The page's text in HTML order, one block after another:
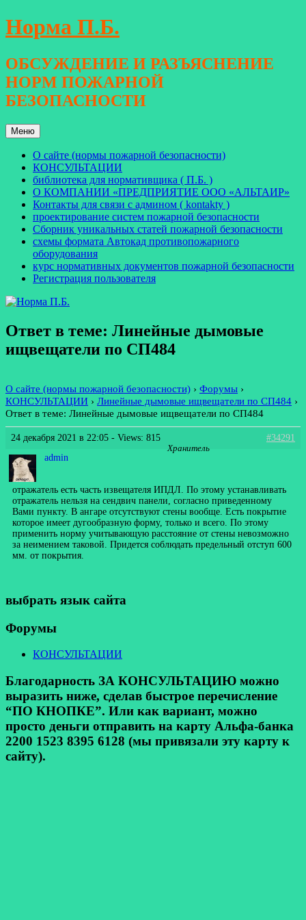
Перейти
к
Норма П.Б.
ОБСУЖДЕНИЕ И РАЗЪЯСНЕНИЕ
НОРМ ПОЖАРНОЙ
БЕЗОПАСНОСТИ
Меню
О сайте (нормы пожарной безопасности)
КОНСУЛЬТАЦИИ
библиотека для нормативщика ( П.Б. )
О КОМПАНИИ «ПРЕДПРИЯТИЕ ООО «АЛЬТАИР»
Контакты для связи с админом ( kontakty )
проектирование систем пожарной безопасности
Сборник уникальных статей пожарной безопасности
схемы формата Автокад противопожарного
оборудования
курс нормативных документов пожарной безопасности
Регистрация пользователя
Ответ в теме: Линейные дымовые
ищвещатели по СП484
О сайте (нормы пожарной безопасности) › Форумы ›
КОНСУЛЬТАЦИИ › Линейные дымовые ищвещатели по СП484 ›
Ответ в теме: Линейные дымовые ищвещатели по СП484
24 декабря 2021 в 22:05 - Views: 815
#34291
admin
Хранитель
отражатель есть часть извещателя ИПДЛ. По этому устанавливать
отражатель нельзя на сендвич панели, согласно приведенному
Вами пункту. В ангаре отсутствуют стены вообще. Есть покрытие
которое имеет дугообразную форму, только и всего. По этому
применить норму учитывающую расстояние от стены невозможно
за неимением таковой. Придется соблюдать предельный отступ 600
мм. от покрытия.
выбрать язык сайта
Форумы
КОНСУЛЬТАЦИИ
Благодарность ЗА КОНСУЛЬТАЦИЮ можно
выразить ниже, сделав быстрое перечисление
“ПО КНОПКЕ”. Или как вариант, можно
просто деньги отправить на карту Альфа-банка
2200 1523 8395 6128 (мы привязали эту карту к
сайту).